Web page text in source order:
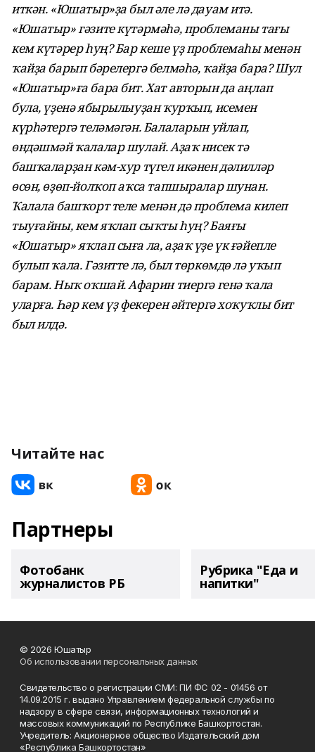
иткән. «Юшатыр»ҙа был әле лә дауам итә.
«Юшатыр» гәзите күтәрмәһә, проблеманы тағы
кем күтәрер һуң? Бар кеше үҙ проблемаһы менән
ҡайҙа барып бәрелергә белмәһә, ҡайҙа бара? Шул
«Юшатыр»ға бара бит. Хат авторын да аңлап
була, үҙенә ябырылыуҙан ҡурҡып, исемен
күрһәтергә теләмәгән. Балаларын уйлап,
өндәшмәй ҡалалар шулай. Аҙаҡ нисек тә
башҡаларҙан кәм-хур түгел икәнен дәлилләр
өсөн, өҙөп-йолҡоп аҡса тапшыралар шунан.
Ҡалала башҡорт теле менән дә проблема килеп
тыуғайны, кем яҡлап сыҡты һуң? Баяғы
«Юшатыр» яҡлап сыға ла, аҙаҡ үҙе үк ғәйепле
булып ҡала. Гәзитте лә, был төркөмдө лә уҡып
барам. Ныҡ оҡшай. Афарин тиергә генә ҡала
уларға. Һәр кем үҙ фекерен әйтергә хоҡуҡлы бит
был илдә.
Читайте нас
Партнеры
Фотобанк
журналистов РБ
Рубрика "Еда и
напитки"
© 2026 Юшатыр
Об использовании персональных данных
Свидетельство о регистрации СМИ: ПИ ФС 02 - 01456 от
14.09.2015 г. выдано Управлением федеральной службы по
надзору в сфере связи, информационных технологий и
массовых коммуникаций по Республике Башкортостан.
Учредитель: Акционерное общество Издательский дом
«Республика Башкортостан»